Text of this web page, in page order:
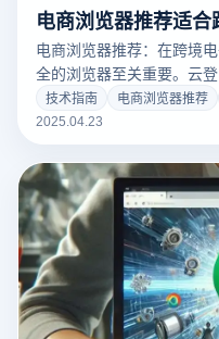
电商浏览器推荐适合
电商浏览器推荐：在跨境
全的浏览器至关重要。云
计的工具，特别适用于需
隐私安全的场景。以下是
技术指南 电商浏览器推荐
2025.04.23